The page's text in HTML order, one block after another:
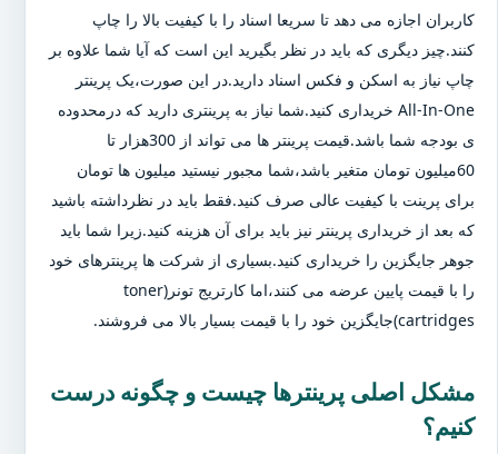
کاربران اجازه می دهد تا سریعا اسناد را با کیفیت بالا را چاپ
کنند.چیز دیگری که باید در نظر بگیرید این است که آیا شما علاوه بر
چاپ نیاز به اسکن و فکس اسناد دارید.در این صورت،یک پرینتر
All-In-One خریداری کنید.شما نیاز به پرینتری دارید که درمحدوده
ی بودجه شما باشد.قیمت پرینتر ها می تواند از 300هزار تا
60میلیون تومان متغیر باشد،شما مجبور نیستید میلیون ها تومان
برای پرینت با کیفیت عالی صرف کنید.فقط باید در نظرداشته باشید
که بعد از خریداری پرینتر نیز باید برای آن هزینه کنید.زیرا شما باید
جوهر جایگزین را خریداری کنید.بسیاری از شرکت ها پرینترهای خود
را با قیمت پایین عرضه می کنند،اما کارتریج تونر(toner
cartridges)جایگزین خود را با قیمت بسیار بالا می فروشند.
مشکل اصلی پرینترها چیست و چگونه درست
کنیم؟